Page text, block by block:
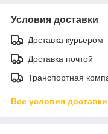
Условия доставки
Доставка курьером
Доставка почтой
Транспортная
Все условия доставки